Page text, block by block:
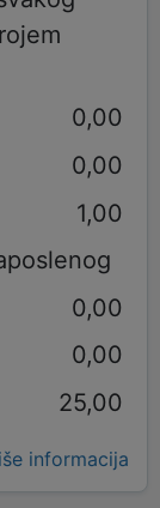
0,00
0,00
1,00
0,00
0,00
25,00
informacija